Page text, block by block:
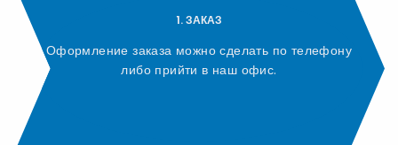
1. ЗАКАЗ
Оформление заказа можно сделать по телефону
либо прийти в наш офис.